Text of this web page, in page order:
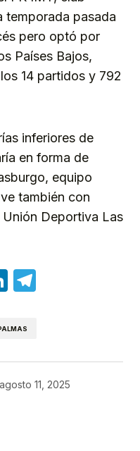
temporada pasada
pero optó por
Países Bajos,
14 partidos y 792
inferiores de
en forma de
equipo
también con
Deportiva Las
LinkedIn
agosto 11, 2025